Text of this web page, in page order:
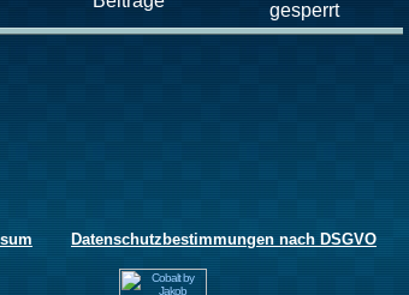
Datenschutzbestimmungen nach DSGVO